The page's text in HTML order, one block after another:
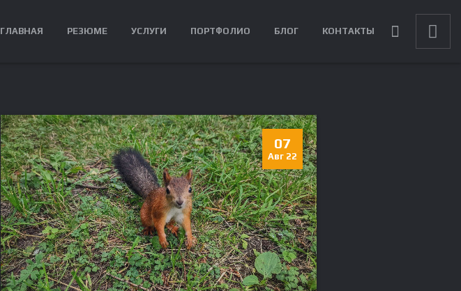
ГЛАВНАЯ РЕЗЮМЕ УСЛУГИ ПОРТФОЛИО БЛОГ КОНТАКТЫ
07
Авг 22